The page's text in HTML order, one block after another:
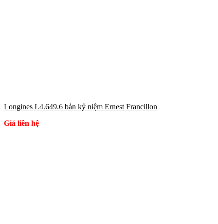
Longines L4.649.6 bản kỷ niệm Ernest Francillon
Giá liên hệ